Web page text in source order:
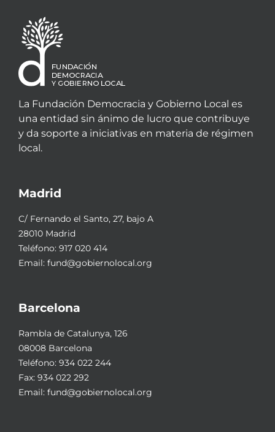
La Fundación Democracia y Gobierno Local es
una entidad sin ánimo de lucro que contribuye
y da soporte a iniciativas en materia de régimen
local.
Madrid
C/ Fernando el Santo, 27, bajo A
28010 Madrid
Teléfono: 917 020 414
Email: fund@gobiernolocal.org
Barcelona
Rambla de Catalunya, 126
08008 Barcelona
Teléfono: 934 022 244
Fax: 934 022 292
Email: fund@gobiernolocal.org